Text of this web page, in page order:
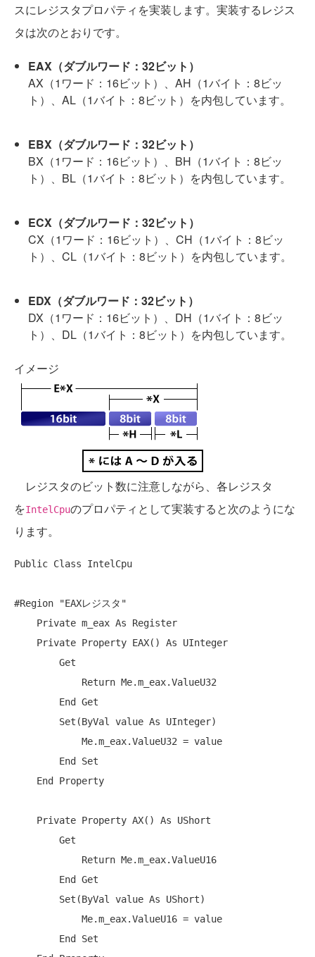
スにレジスタプロパティを実装します。実装するレジス
タは次のとおりです。
EAX（ダブルワード：32ビット）
AX（1ワード：16ビット）、AH（1バイト：8ビッ
ト）、AL（1バイト：8ビット）を内包しています。
EBX（ダブルワード：32ビット）
BX（1ワード：16ビット）、BH（1バイト：8ビッ
ト）、BL（1バイト：8ビット）を内包しています。
ECX（ダブルワード：32ビット）
CX（1ワード：16ビット）、CH（1バイト：8ビッ
ト）、CL（1バイト：8ビット）を内包しています。
EDX（ダブルワード：32ビット）
DX（1ワード：16ビット）、DH（1バイト：8ビッ
ト）、DL（1バイト：8ビット）を内包しています。
イメージ
レジスタのビット数に注意しながら、各レジスタ
をIntelCpuのプロパティとして実装すると次のようにな
ります。
Public Class IntelCpu
#Region
"EAXレジスタ"
Private m_eax As Register
Private Property EAX() As UInteger
Get
Return Me.m_eax.ValueU32
End
Get
Set (ByVal value As UInteger)
Me.m_eax.ValueU32 = value
End
Set
End
Property
Private Property AX() As UShort
Get
Return Me.m_eax.ValueU16
End
Get
Set (ByVal value As UShort)
Me.m_eax.ValueU16 = value
End
Set